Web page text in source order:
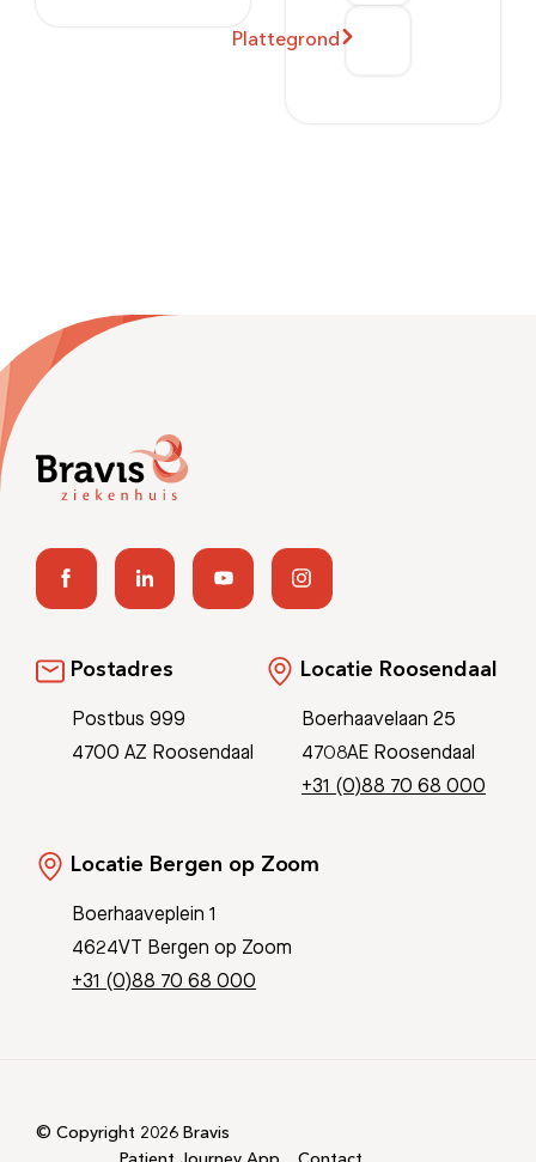
Plattegrond
Postadres
Postbus 999
4700 AZ Roosendaal
Locatie Roosendaal
Boerhaavelaan 25
4708AE Roosendaal
+31 (0)88 70 68 000
Locatie Bergen op Zoom
Boerhaaveplein 1
4624VT Bergen op Zoom
+31 (0)88 70 68 000
© Copyright 2026 Bravis